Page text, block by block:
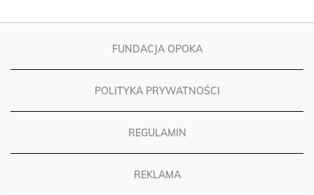
FUNDACJA OPOKA
POLITYKA PRYWATNOŚCI
REGULAMIN
REKLAMA